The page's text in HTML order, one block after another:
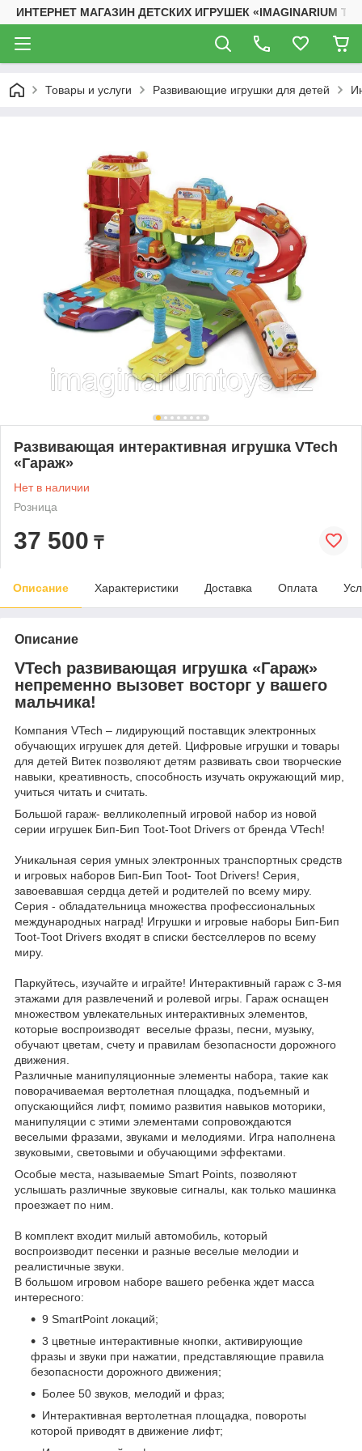
ИНТЕРНЕТ МАГАЗИН ДЕТСКИХ ИГРУШЕК «IMAGINARIUM
Товары и услуги Развивающие игрушки для детей
Развивающая интерактивная игрушка VTech
«Гараж»
Нет в наличии
Розница
37 500 ₸
Описание Характеристики Доставка Оплата
Описание
VTech развивающая игрушка «Гараж»
непременно вызовет восторг у вашего
мальчика!
Компания VTech – лидирующий поставщик электронных
обучающих игрушек для детей. Цифровые игрушки и товары
для детей Витек позволяют детям развивать свои творческие
навыки, креативность, способность изучать окружающий мир,
учиться читать и считать.
Большой гараж- велликолепный игровой набор из новой
серии игрушек Бип-Бип Toot-Toot Drivers от бренда VTech!
Уникальная серия умных электронных транспортных средств
и игровых наборов Бип-Бип Toot- Toot Drivers! Серия,
завоевавшая сердца детей и родителей по всему миру.
Серия - обладательница множества профессиональных
международных наград! Игрушки и игровые наборы Бип-Бип
Toot-Toot Drivers входят в списки бестселлеров по всему
миру.
Паркуйтесь, изучайте и играйте! Интерактивный гараж с 3-мя
этажами для развлечений и ролевой игры. Гараж оснащен
множеством увлекательных интерактивных элементов,
которые воспроизводят веселые фразы, песни, музыку,
обучают цветам, счету и правилам безопасности дорожного
движения.
Различные манипуляционные элементы набора, такие как
поворачиваемая вертолетная площадка, подъемный и
опускающийся лифт, помимо развития навыков моторики,
манипуляции с этими элементами сопровождаются
веселыми фразами, звуками и мелодиями. Игра наполнена
звуковыми, световыми и обучающими эффектами.
Особые места, называемые Smart Points, позволяют
услышать различные звуковые сигналы, как только машинка
проезжает по ним.
В комплект входит милый автомобиль, который
воспроизводит песенки и разные веселые мелодии и
реалистичные звуки.
В большом игровом наборе вашего ребенка ждет масса
интересного:
9 SmartPoint локаций;
3 цветные интерактивные кнопки, активирующие
фразы и звуки при нажатии, представляющие правила
безопасности дорожного движения;
Более 50 звуков, мелодий и фраз;
Интерактивная вертолетная площадка, повороты
которой приводят в движение лифт;